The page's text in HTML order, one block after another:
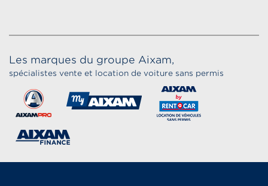
Les marques du groupe Aixam,
spécialistes vente et location de voiture sans permis